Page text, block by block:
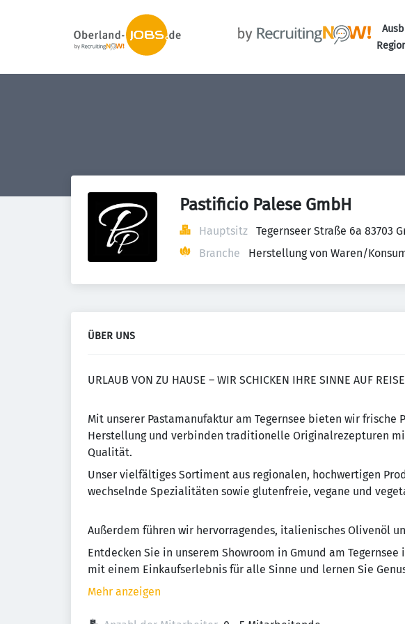
Pastificio Palese GmbH
Hauptsitz
Tegernseer Straße 6a 83703
Branche
Herstellung von Waren/
ÜBER UNS
URLAUB VON ZU HAUSE – WIR SCHICKEN IHRE SINNE AUF
Mit unserer Pastamanufaktur am Tegernsee bieten wir frische
Herstellung und verbinden traditionelle Originalrezepturen
Qualität.
Unser vielfältiges Sortiment aus regionalen, hochwertigen
wechselnde Spezialitäten sowie glutenfreie, vegane und
Außerdem führen wir hervorragendes, italienisches Olivenöl
Entdecken Sie in unserem Showroom in Gmund am
mit einem Einkaufserlebnis für alle Sinne und lernen Sie
Mehr anzeigen